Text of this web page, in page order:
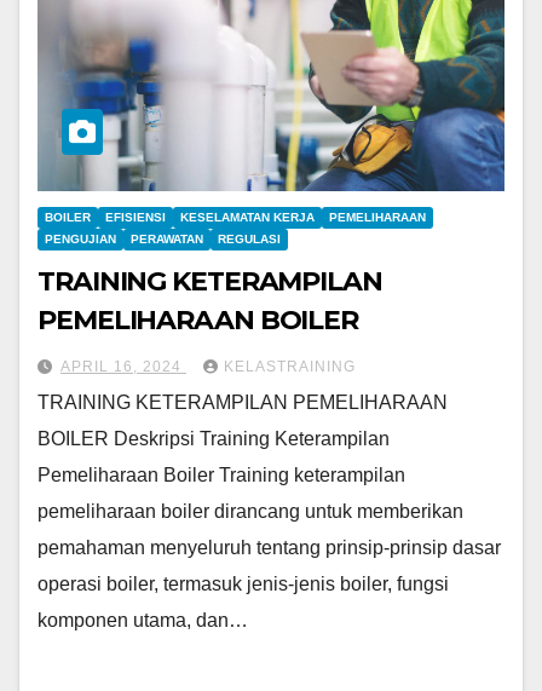
BOILER EFISIENSI KESELAMATAN KERJA
PEMELIHARAAN
PENGUJIAN
PERAWATAN REGULASI
TRAINING KETERAMPILAN
PEMELIHARAAN BOILER
APRIL 16, 2024 KELASTRAINING
TRAINING KETERAMPILAN PEMELIHARAAN
BOILER Deskripsi Training Keterampilan
Pemeliharaan Boiler Training keterampilan
pemeliharaan boiler dirancang untuk memberikan
pemahaman menyeluruh tentang prinsip-prinsip dasar
operasi boiler, termasuk jenis-jenis boiler, fungsi
komponen utama, dan…